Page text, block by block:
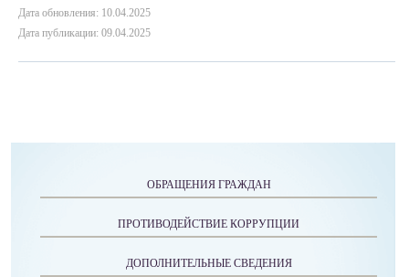
Дата обновления: 10.04.2025
Дата публикации: 09.04.2025
ОБРАЩЕНИЯ ГРАЖДАН
ПРОТИВОДЕЙСТВИЕ КОРРУПЦИИ
ДОПОЛНИТЕЛЬНЫЕ СВЕДЕНИЯ